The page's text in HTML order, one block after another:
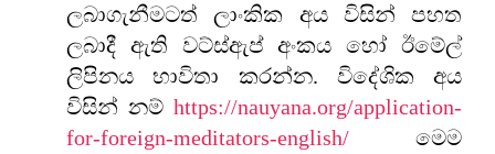
ලබාගැනීමටත් ලාංකික අය විසින් පහත
ලබාදී ඇති වට්ස්ඇප් අංකය හෝ ඊමේල්
ලිපිනය භාවිතා කරන්න. විදේශික අය
විසින් නම් https://nauyana.org/application-
for-foreign-meditators-english/ මෙම